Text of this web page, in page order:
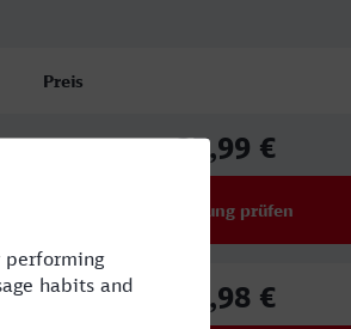
Preis
37,99 €
Verbindung prüfen
17,98 €